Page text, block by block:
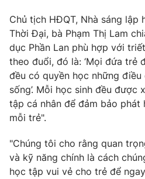
Nhân vật
Khán giả
Giải sao mai
Điện ảnh
Âm nhạc
Sao
Đời sống
Du lịch
Làm đẹp
Chất lượng cuộc sống
Giáo dục
Tuyển sinh
Học trực tuyến
Công nghệ
Hitech Công nghệ tương lai
Sản phẩm
Thị trường
Lịch phát sóng
Chủ tịch HĐQT, Nhà sáng lập
Thời Đại, bà Phạm Thị Lam
dục Phần Lan phù hợp với
theo đuổi, đó là: ‘Mọi đứa trẻ
đều có quyền học những
sống’. Mỗi học sinh đều được
tập cá nhân để đảm bảo phát
mỗi trẻ".
"Chúng tôi cho rằng quan
và kỹ năng chính là cách
học tập vui vẻ cho trẻ để